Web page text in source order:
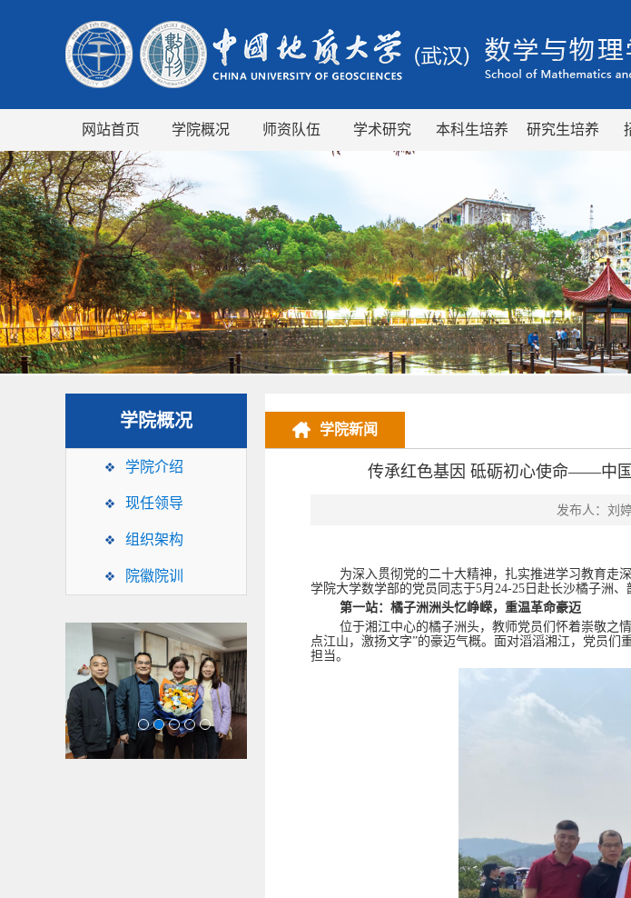
网站首页 学院概况 师资队伍 学术研究 本科生培养 研究生培养
学院概况
学院介绍
现任领导
组织架构
院徽院训
1 2 3 4 5
学院新闻
传承红色基因 砥砺初心使命——中
发布人：刘
为深入贯彻党的二十大精神，扎实推进学习教育走
学院大学数学部的党员同志于5月24-25日赴长沙橘子洲
第一站：橘子洲洲头忆峥嵘，重温革命豪迈
位于湘江中心的橘子洲头，教师党员们怀着崇敬之
点江山，激扬文字”的豪迈气概。面对滔滔湘江，党员们
担当。